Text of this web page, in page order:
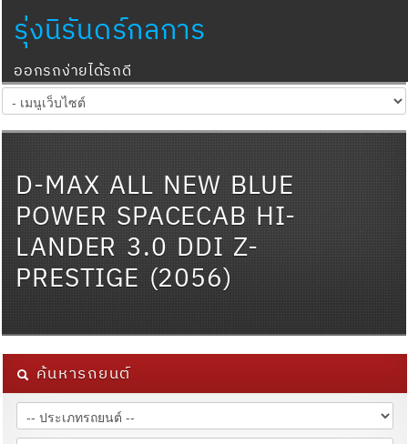
รุ่งนิรันดร์กลการ
ออกรถง่ายได้รถดี
D-MAX ALL NEW BLUE
POWER SPACECAB HI-
LANDER 3.0 DDI Z-
PRESTIGE (2056)
ค้นหารถยนต์